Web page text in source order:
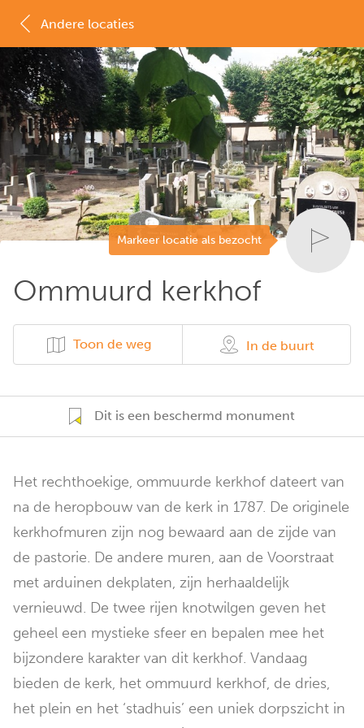
Markeer locatie als bezocht
Ommuurd kerkhof
Toon de weg In de buurt
Dit is een beschermd monument
Het rechthoekige, ommuurde kerkhof dateert van
na de heropbouw van de kerk in 1787. De originele
kerkhofmuren zijn nog bewaard aan de zijde van
de pastorie. De andere muren, aan de Voorstraat
met arduinen dekplaten, zijn herhaaldelijk
vernieuwd. De twee rijen knotwilgen geven het
geheel een mystieke sfeer en bepalen mee het
bijzondere karakter van dit kerkhof. Vandaag
bieden de kerk, het ommuurd kerkhof, de dries,
het plein en het ‘stadhuis’ een uniek dorpszicht in
Andere locaties
MAP LIJST